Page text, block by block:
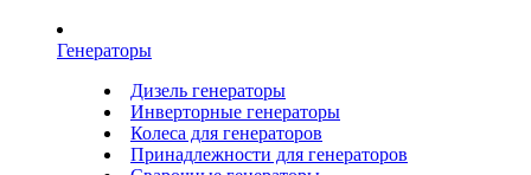
Генераторы
Дизель генераторы
Инверторные генераторы
Колеса для генераторов
Принадлежности для генераторов